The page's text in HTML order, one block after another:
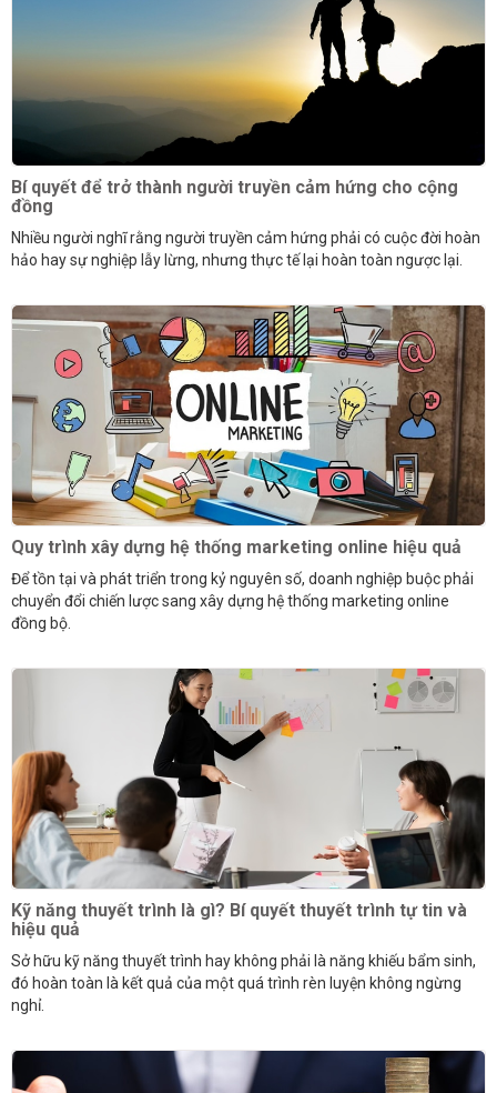
Bí quyết để trở thành người truyền cảm hứng cho cộng
đồng
Nhiều người nghĩ rằng người truyền cảm hứng phải có cuộc đời hoàn
hảo hay sự nghiệp lẫy lừng, nhưng thực tế lại hoàn toàn ngược lại.
Quy trình xây dựng hệ thống marketing online hiệu quả
Để tồn tại và phát triển trong kỷ nguyên số, doanh nghiệp buộc phải
chuyển đổi chiến lược sang xây dựng hệ thống marketing online
đồng bộ.
Kỹ năng thuyết trình là gì? Bí quyết thuyết trình tự tin và
hiệu quả
Sở hữu kỹ năng thuyết trình hay không phải là năng khiếu bẩm sinh,
đó hoàn toàn là kết quả của một quá trình rèn luyện không ngừng
nghỉ.